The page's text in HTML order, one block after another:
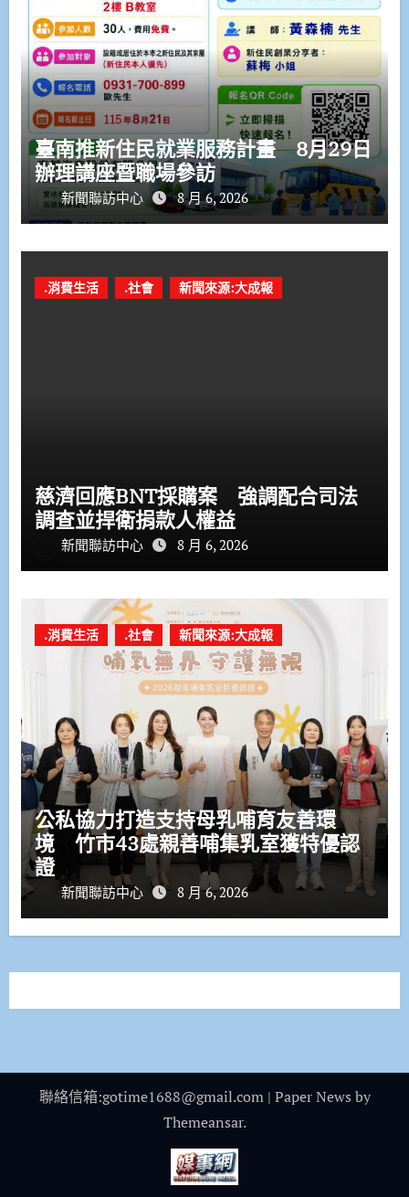
臺南推新住民就業服務計畫 8月29日
辦理講座暨職場參訪
新聞聯訪中心 8 月 6, 2026
.消費生活 .社會 新聞來源:大成報
慈濟回應BNT採購案 強調配合司法
調查並捍衛捐款人權益
新聞聯訪中心 8 月 6, 2026
.消費生活 .社會 新聞來源:大成報
公私協力打造支持母乳哺育友善環
境 竹市43處親善哺集乳室獲特優認
證
新聞聯訪中心 8 月 6, 2026
聯絡信箱:gotime1688@gmail.com | Paper News by
Themeansar.